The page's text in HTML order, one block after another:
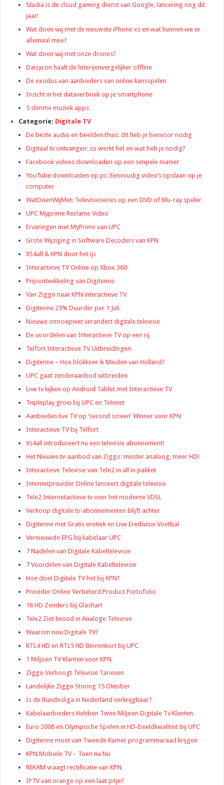
Stadia is de cloud gaming dienst van Google, lancering nog dit
jaar!
Wat doen wij met de nieuwste iPhone xs en wat kunnen we er
allemaal mee?
Wat doen wij met onze drones?
Daisycon haalt de loterijenvergelijker offline
De exodus van aanbieders van online kansspelen
Inzicht in het dataverbruik op je smartphone
5 slimme muziek apps
Categorie: Digitale TV
De beste audio en beelden thuis: dit heb je hiervoor nodig
Digitaal tv ontvangen: zo werkt het en wat heb je nodig?
Facebook videos downloaden op een simpele manier
YouTube downloaden op pc: Eenvoudig video’s opslaan op je
computer
WatDoenWijMet: Televisieseries op een DVD of Blu-ray speler
UPC Myprime Reclame Video
Ervaringen met MyPrime van UPC
Grote Wijziging in Software Decoders van KPN
XS4all & KPN door het ijs
Interactieve TV Online op Xbox 360
Prijsontwikkeling van Digitenne
Van Ziggo naar KPN interactieve TV
Digitenne 25% Duurder per 1 Juli
Nieuwe omroepwet verandert digitale televisie
De voordelen van Interactieve TV op een rij
Telfort Interactieve TV Uitbreidingen
Digitenne – Hoe blokkeer ik Meiden van Holland?
UPC gaat zenderaanbod uitbreiden
Live tv kijken op Android Tablet met Interactieve TV
Tripleplay groei bij UPC en Telenet
Aanbieden live TV op ‘second screen’ Winner voor KPN
Interactieve TV bij Telfort
Xs4all introduceert nu een televisie abonnement!
Het Nieuwe tv-aanbod van Ziggo: minder analoog, meer HD!
Interactieve Televisie van Tele2 in all in pakket
Internetprovider Online lanceert digitale televisie
Tele2 Internetactieve tv over het moderne VDSL
Verkoop digitale tv-abonnementen blijft achter
Digitenne met Gratis erotiek en Live Eredivisie Voetbal
Vernieuwde EPG bij kabelaar UPC
7 Nadelen van Digitale Kabeltelevisie
7 Voordelen van Digitale Kabeltelevisie
Hoe doet Digitale TV het bij KPN?
Provider Online Verbeterd Product Portofolio
18 HD Zenders bij Glashart
Tele2 Ziet brood in Analoge Televisie
Waarom nou Digitale TV?
RTL4 HD en RTL5 HD Binnenkort bij UPC
1 Miljoen TV Klanten voor KPN
Ziggo Verhoogt Televisie Tarieven
Landelijke Ziggo Storing 15 Oktober
Is de Bundesliga in Nederland verkrijgbaar?
Kabelaanbieders Hebben Twee Miljoen Digitale Tv Klanten
Euro 2008 en Olympische Spelen in HD-beeldkwaliteit bij UPC
Digitenne moet van Tweede Kamer programmaraad krijgen
KPN Mobiele TV – Toen nu Nu
REKAM vraagt rectificatie van KPN
IPTV van orange op een laat pitje?